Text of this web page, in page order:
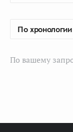
По вашему